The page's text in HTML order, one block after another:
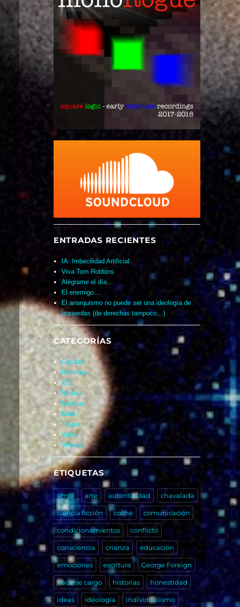
ENTRADAS RECIENTES
IA: Imbecilidad Artificial
Viva Tom Robbins
Alégrame el día…
El enemigo…
El anarquismo no puede ser una ideología de
izquierdas (de derechas tampoco…)
CATEGORÍAS
Cosillas
Historias
iOS
Música
Noticias
Radio
Textos
Video
Viñetas
ETIQUETAS
amor arte autenticidad chavalada
ciencia ficción coche comunicación
condicionamientos conflicto
consciencia crianza educación
emociones escritura George Foreign
hacerse cargo historias honestidad
ideas ideología individualismo